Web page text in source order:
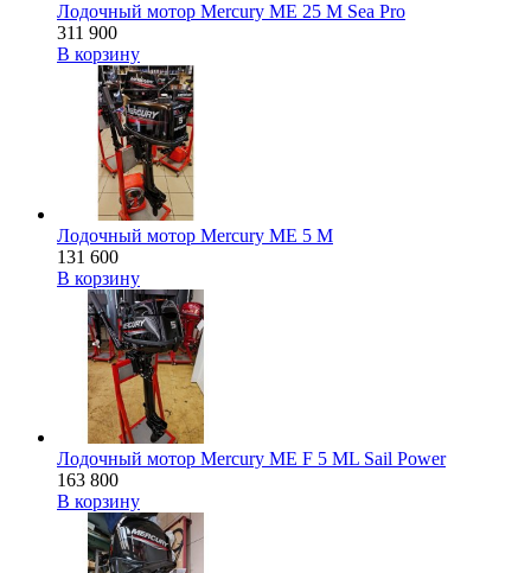
Лодочный мотор Mercury ME 25 M Sea Pro
311 900
В корзину
Лодочный мотор Mercury ME 5 M
131 600
В корзину
Лодочный мотор Mercury ME F 5 ML Sail Power
163 800
В корзину